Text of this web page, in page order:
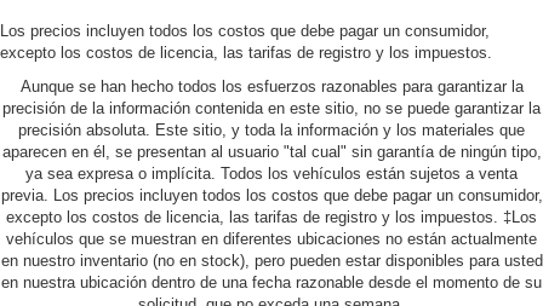
Los precios incluyen todos los costos que debe pagar un consumidor,
excepto los costos de licencia, las tarifas de registro y los impuestos.
Aunque se han hecho todos los esfuerzos razonables para garantizar la
precisión de la información contenida en este sitio, no se puede garantizar la
precisión absoluta. Este sitio, y toda la información y los materiales que
aparecen en él, se presentan al usuario "tal cual" sin garantía de ningún tipo,
ya sea expresa o implícita. Todos los vehículos están sujetos a venta
previa. Los precios incluyen todos los costos que debe pagar un consumidor,
excepto los costos de licencia, las tarifas de registro y los impuestos. ‡Los
vehículos que se muestran en diferentes ubicaciones no están actualmente
en nuestro inventario (no en stock), pero pueden estar disponibles para usted
en nuestra ubicación dentro de una fecha razonable desde el momento de su